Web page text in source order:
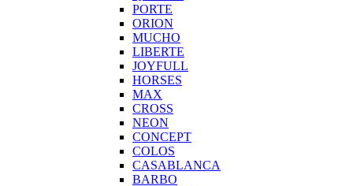
PORTE
ORION
MUCHO
LIBERTE
JOYFULL
HORSES
MAX
CROSS
NEON
CONCEPT
COLOS
CASABLANCA
BARBO